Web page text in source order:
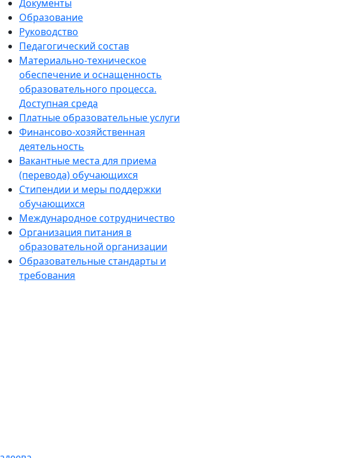
Документы
Образование
Руководство
Педагогический состав
Материально-техническое
обеспечение и оснащенность
образовательного процесса.
Доступная среда
Платные образовательные услуги
Финансово-хозяйственная
деятельность
Вакантные места для приема
(перевода) обучающихся
Стипендии и меры поддержки
обучающихся
Международное сотрудничество
Организация питания в
образовательной организации
Образовательные стандарты и
требования